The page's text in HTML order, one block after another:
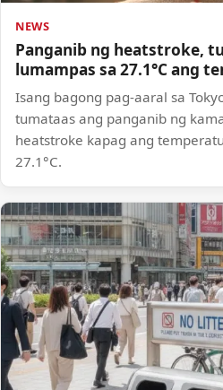
NEWS
Panganib ng heatstroke,
lumampas sa 27.1°C ang
Isang bagong pag-aaral sa
tumataas ang panganib ng
heatstroke kapag ang
27.1°C.